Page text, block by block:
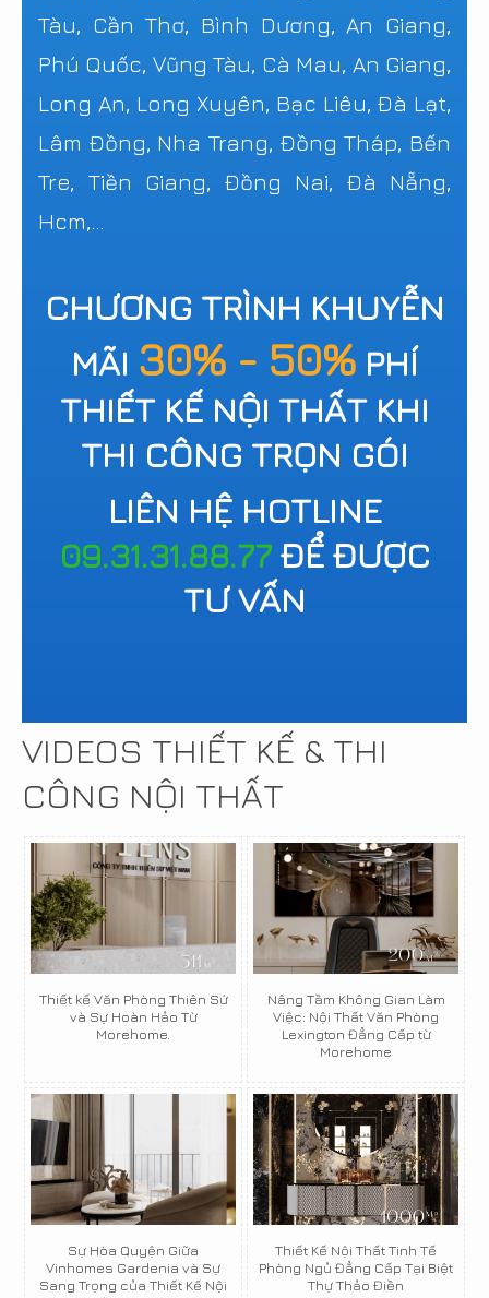
Tàu, Cần Thơ, Bình Dương, An Giang,
Phú Quốc, Vũng Tàu, Cà Mau, An Giang,
Long An, Long Xuyên, Bạc Liêu, Đà Lạt,
Lâm Đồng, Nha Trang, Đồng Tháp, Bến
Tre, Tiền Giang, Đồng Nai, Đà Nẵng,
Hcm,...
CHƯƠNG TRÌNH KHUYỄN
MÃI 30% - 50% PHÍ
THIẾT KẾ NỘI THẤT KHI
THI CÔNG TRỌN GÓI
LIÊN HỆ HOTLINE
09.31.31.88.77ĐỂ ĐƯỢC
TƯ VẤN
VIDEOS THIẾT KẾ & THI
CÔNG NỘI THẤT
Thiết kế Văn Phòng Thiên Sứ
và Sự Hoàn Hảo Từ
Morehome.
Nâng Tầm Không Gian Làm
Việc: Nội Thất Văn Phòng
Lexington Đẳng Cấp từ
Morehome
Sự Hòa Quyện Giữa
Vinhomes Gardenia và Sự
Sang Trọng của Thiết Kế Nội
Thiết Kế Nội Thất Tinh Tế
Phòng Ngủ Đẳng Cấp Tại Biệt
Thự Thảo Điền